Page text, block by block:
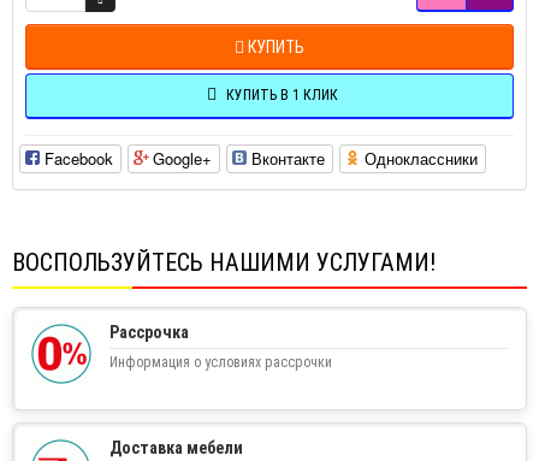
КУПИТЬ
КУПИТЬ В 1 КЛИК
Facebook Google+ Вконтакте Одноклассники
ВОСПОЛЬЗУЙТЕСЬ НАШИМИ УСЛУГАМИ!
Рассрочка
Информация о условиях рассрочки
Доставка мебели